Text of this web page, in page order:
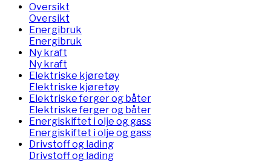
Oversikt
Oversikt
Energibruk
Energibruk
Ny kraft
Ny kraft
Elektriske kjøretøy
Elektriske kjøretøy
Elektriske ferger og båter
Elektriske ferger og båter
Energiskiftet i olje og gass
Energiskiftet i olje og gass
Drivstoff og lading
Drivstoff og lading